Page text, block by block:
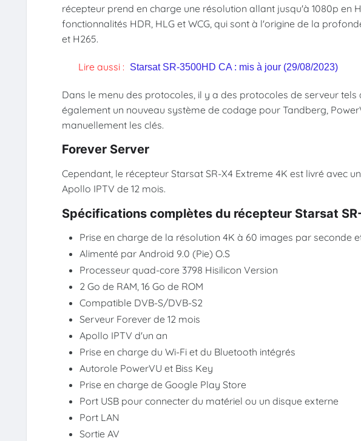
récepteur prend en charge une résolution allant jusqu'à 1080p en
fonctionnalités HDR, HLG et WCG, qui sont à l'origine de la
et H265.
Lire aussi : Starsat SR-3500HD CA : mis à jour (29/08/2023)
Dans le menu des protocoles, il y a des protocoles de serveur tels
également un nouveau système de codage pour Tandberg,
manuellement les clés.
Forever Server
Cependant, le récepteur Starsat SR-X4 Extreme 4K est livré avec
Apollo IPTV de 12 mois.
Spécifications complètes du récepteur Starsat
Prise en charge de la résolution 4K à 60 images par seconde
Alimenté par Android 9.0 (Pie) O.S
Processeur quad-core 3798 Hisilicon Version
2 Go de RAM, 16 Go de ROM
Compatible DVB-S/DVB-S2
Serveur Forever de 12 mois
Apollo IPTV d'un an
Prise en charge du Wi-Fi et du Bluetooth intégrés
Autorole PowerVU et Biss Key
Prise en charge de Google Play Store
Port USB pour connecter du matériel ou un disque externe
Port LAN
Sortie AV